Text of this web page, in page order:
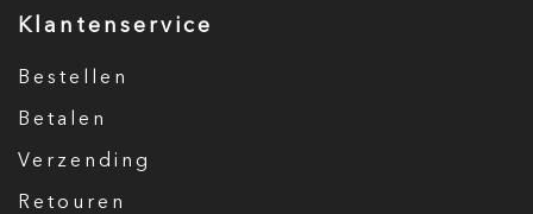
Klantenservice
Bestellen
Betalen
Verzending
Retouren